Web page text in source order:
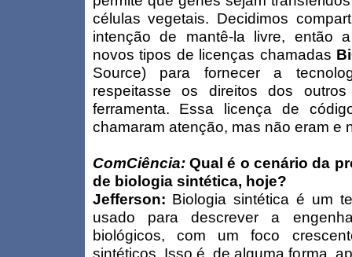
células vegetais. Decidimos
intenção de mantê-la livre, então
novos tipos de licenças chamadas
Source) para fornecer a
respeitasse os direitos dos
ferramenta. Essa licença de
chamaram atenção, mas não eram e
ComCiência:Qual é o cenário da
de biologia sintética, hoje?
Jefferson: Biologia sintética é um
usado para descrever a
biológicos, com um foco
sintéticos. Isso é, de alguma forma,